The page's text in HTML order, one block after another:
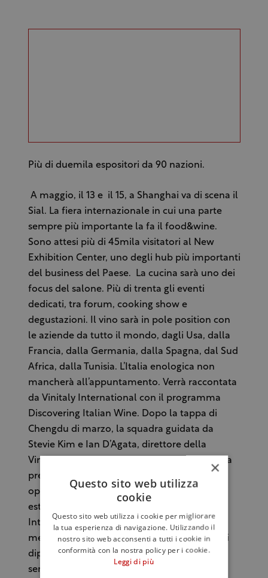
Più di duemila espositori da 90 nazioni.
A maggio, il 13 e il 15, a Shanghai va di scena il
Sial. La fiera internazionale in cui una parte
sempre più importante la fa il food&wine.
Sono attesi più di 45mila visitatori al New
Exhibition Center, uno degli hub più importanti
del business del Paese. La cucina sarà uno dei
focus del salone. Più di trenta gli eventi
dedicati, tra forum, cooking show e
degustazioni. Il vino sarà in pole position con
le aziende da tutto il mondo, dagli Usa, dalla
Francia, dalla Germania, dalla Spagna, dal Sud
Africa, dalla Tunisia. L’Italia enologica non
mancherà all’appuntamento. Verrà raccontata
da Vinitaly International con il programma
Discovering Italian Wine. Dopo la tappa di
Chengdu di marzo, la squadra guidata da
Stevie Kim e Ian D’Agata, direttore della
Vinitaly International Academy, sono pronti a
presentare i vini e i territori del Bel Paese a
operatori, buyer, a giornalisti e al pubblico di
estimatori del vino. L’area di Vinitaly
International si troverà nella Hall 1, con 84
metri quadri a disposizione. Le tre giornate si
dipaneranno in un programma fitto di
seminari e wine tasting, un viaggio che, da
×
Questo sito web utilizza
cookie
Questo sito web utilizza i cookie per migliorare
la tua esperienza di navigazione. Utilizzando il
nostro sito web acconsenti a tutti i cookie in
conformità con la nostra policy per i cookie.
Leggi di più